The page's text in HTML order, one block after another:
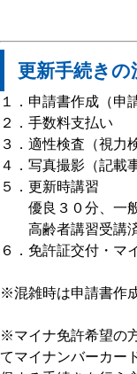
更新手続きの
１．申請書作成（申
２．手数料支払い
３．適性検査（視力
４．写真撮影（記載
５．更新時講習
優良３０分、一般
高齢者講習受講済
６．免許証交付・マ
※混雑時は申請書作
※マイナ免許希望の
てマイナンバーカー